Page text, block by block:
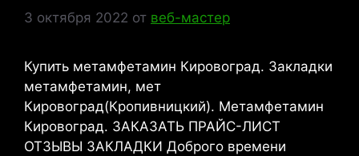
3 октября 2022 от веб-мастер
Купить метамфетамин Кировоград. Закладки
метамфетамин, мет
Кировоград(Кропивницкий). Метамфетамин
Кировоград. ЗАКАЗАТЬ ПРАЙС-ЛИСТ
ОТЗЫВЫ ЗАКЛАДКИ Доброго времени